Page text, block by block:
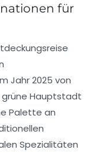
für
Jahr 2025 von
grüne Hauptstadt
Palette an
Spezialitäten